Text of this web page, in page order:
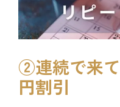
②連続で来
円割引